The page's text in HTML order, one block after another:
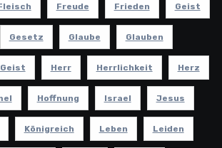
Freude Frieden Geist
Gesetz Glaube Glauben
Herr Herrlichkeit Herz
Hoffnung Israel Jesus
Königreich Leben Leiden